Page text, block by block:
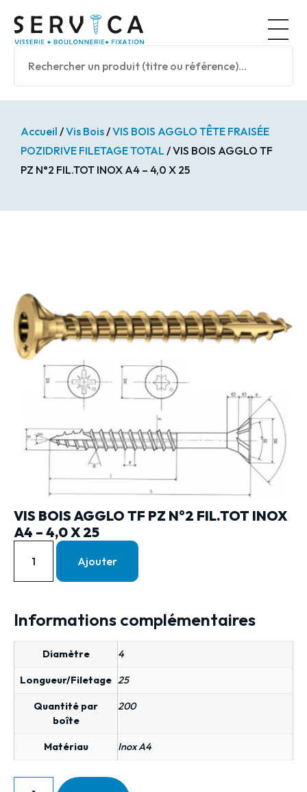
Accueil /Vis Bois/VIS BOIS AGGLO TÊTE FRAISÉE
POZIDRIVE FILETAGE TOTAL / VIS BOIS AGGLO TF
PZ N°2 FIL.TOT INOX A4 – 4,0 X 25
VIS BOIS AGGLO TF PZ N°2 FIL.TOT INOX
A4 – 4,0 X 25
Ajouter
Informations complémentaires
Diamètre 4
Longueur/Filetage 25
Quantité par
boîte
200
Matériau Inox A4